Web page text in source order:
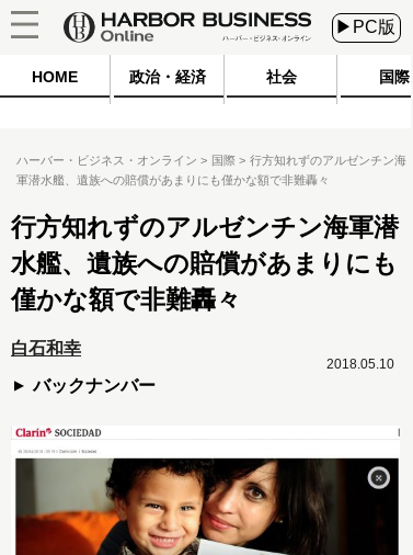
▶PC版
HOME 政治・経済 社会 国際
ハーバー・ビジネス・オンライン 国際
行方知れずのアルゼンチン海
軍潜水艦、遺族への賠償があまりにも僅かな額で非難轟々
行方知れずのアルゼンチン海軍潜
水艦、遺族への賠償があまりにも
僅かな額で非難轟々
白石和幸
バックナンバー
2018.05.10